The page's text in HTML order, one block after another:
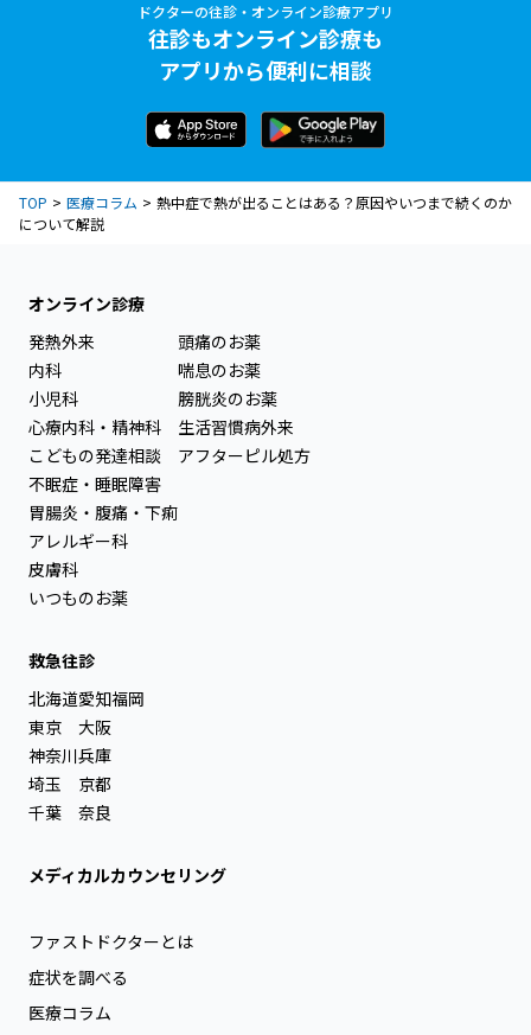
ドクターの往診・オンライン診療アプリ
往診もオンライン診療も
アプリから便利に相談
TOP 医療コラム
熱中症で熱が出ることはある？原因やいつまで続くのか
について解説
オンライン診療
発熱外来
内科
小児科
心療内科・精神科
こどもの発達相談
不眠症・睡眠障害
胃腸炎・腹痛・下痢
アレルギー科
皮膚科
いつものお薬
頭痛のお薬
喘息のお薬
膀胱炎のお薬
生活習慣病外来
アフターピル処方
救急往診
北海道
東京
神奈川
埼玉
千葉
愛知
大阪
兵庫
京都
奈良
福岡
メディカルカウンセリング
ファストドクターとは
症状を調べる
医療コラム